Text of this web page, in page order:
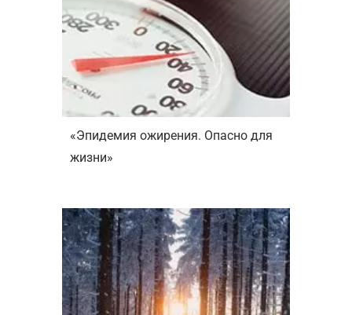
«Эпидемия ожирения. Опасно для
жизни»